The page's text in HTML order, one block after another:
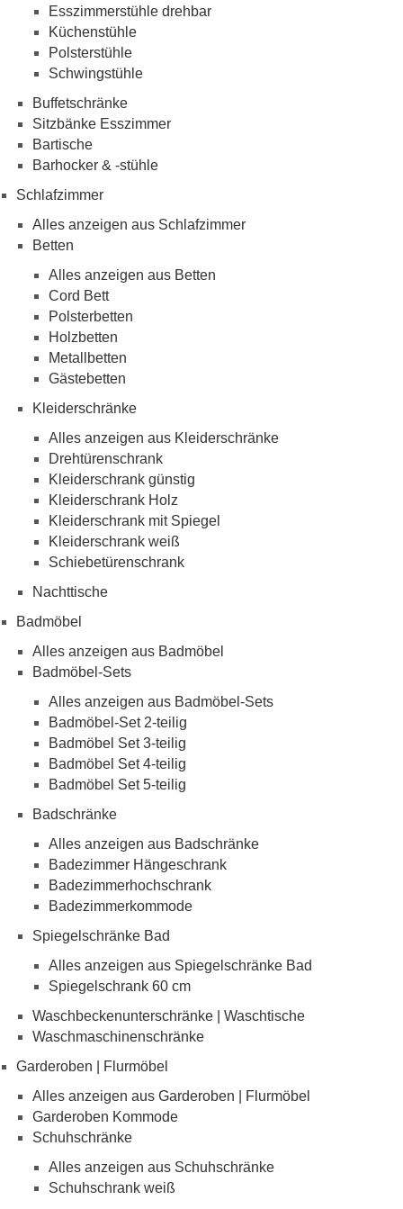
Esszimmerstühle drehbar
Küchenstühle
Polsterstühle
Schwingstühle
Buffetschränke
Sitzbänke Esszimmer
Bartische
Barhocker & -stühle
Schlafzimmer
Alles anzeigen aus Schlafzimmer
Betten
Alles anzeigen aus Betten
Cord Bett
Polsterbetten
Holzbetten
Metallbetten
Gästebetten
Kleiderschränke
Alles anzeigen aus Kleiderschränke
Drehtürenschrank
Kleiderschrank günstig
Kleiderschrank Holz
Kleiderschrank mit Spiegel
Kleiderschrank weiß
Schiebetürenschrank
Nachttische
Badmöbel
Alles anzeigen aus Badmöbel
Badmöbel-Sets
Alles anzeigen aus Badmöbel-Sets
Badmöbel-Set 2-teilig
Badmöbel Set 3-teilig
Badmöbel Set 4-teilig
Badmöbel Set 5-teilig
Badschränke
Alles anzeigen aus Badschränke
Badezimmer Hängeschrank
Badezimmerhochschrank
Badezimmerkommode
Spiegelschränke Bad
Alles anzeigen aus Spiegelschränke Bad
Spiegelschrank 60 cm
Waschbeckenunterschränke | Waschtische
Waschmaschinenschränke
Garderoben | Flurmöbel
Alles anzeigen aus Garderoben | Flurmöbel
Garderoben Kommode
Schuhschränke
Alles anzeigen aus Schuhschränke
Schuhschrank weiß